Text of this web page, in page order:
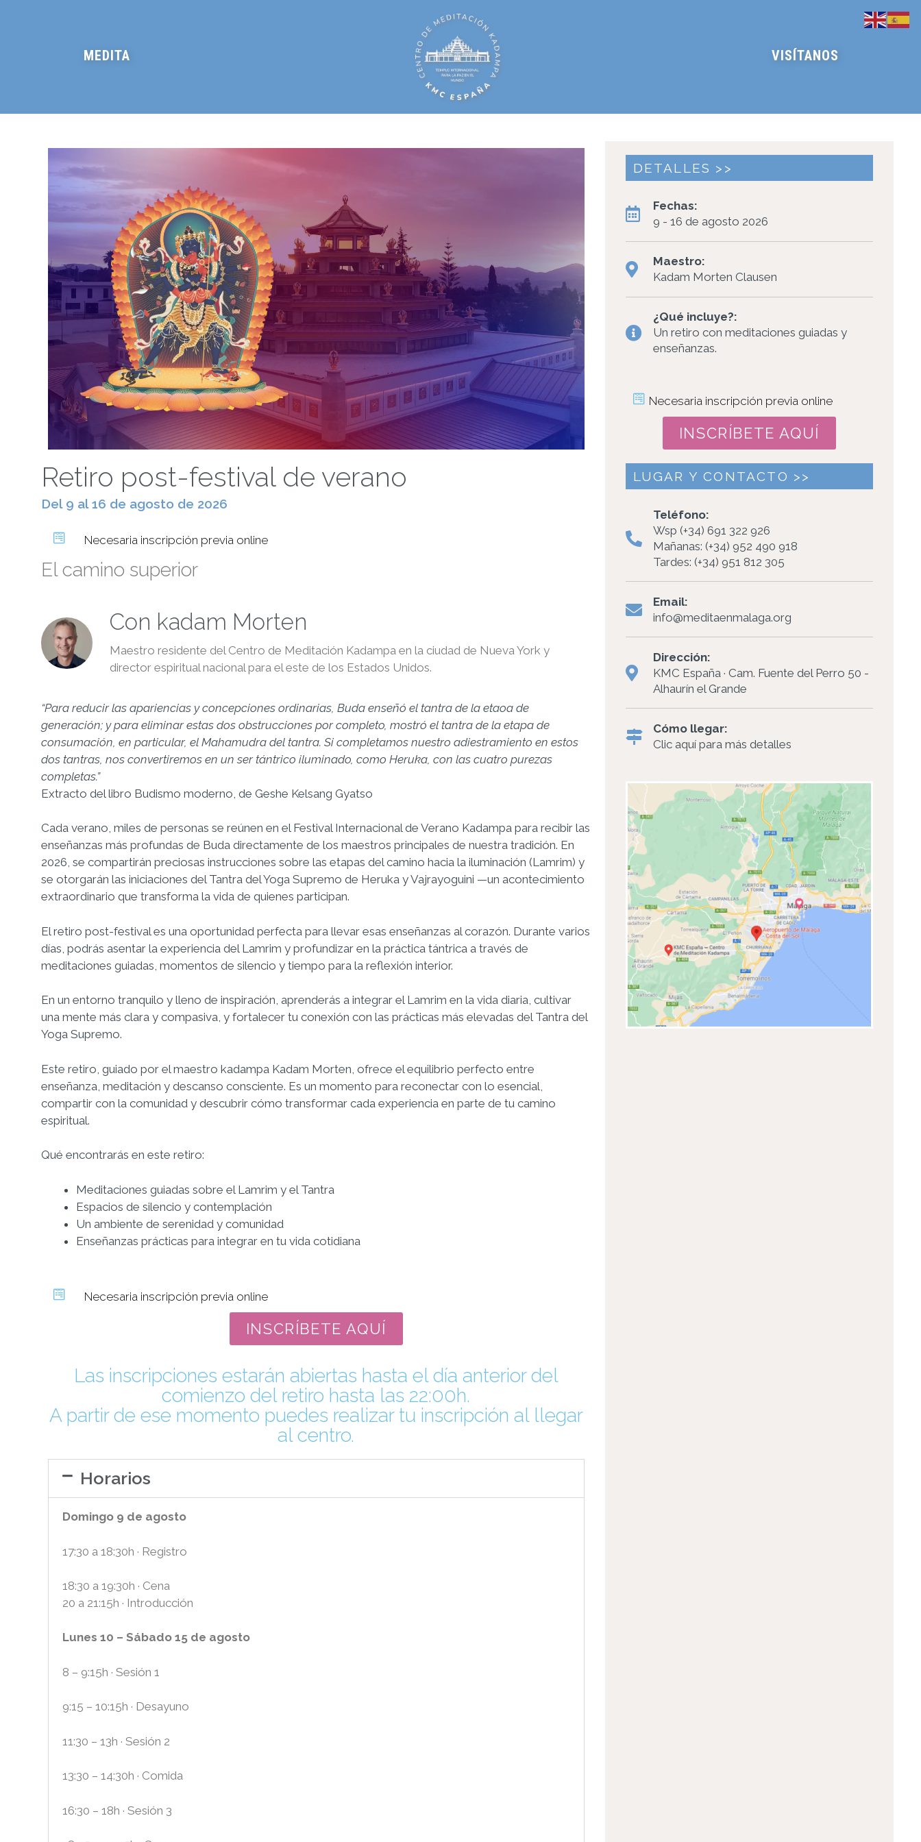
MEDITA VISÍTANOS
Retiro post-festival de verano
Del 9 al 16 de agosto de 2026
Necesaria inscripción previa online
El camino superior
Con kadam Morten
Maestro residente del Centro de Meditación Kadampa en la ciudad de Nueva York y
director espiritual nacional para el este de los Estados Unidos.
“Para reducir las apariencias y concepciones ordinarias, Buda enseñó el tantra de la etaoa de
generación; y para eliminar estas dos obstrucciones por completo, mostró el tantra de la etapa de
consumación, en particular, el Mahamudra del tantra. Si completamos nuestro adiestramiento en estos
dos tantras, nos convertiremos en un ser tántrico iluminado, como Heruka, con las cuatro purezas
completas.”
Extracto del libro Budismo moderno, de Geshe Kelsang Gyatso
Cada verano, miles de personas se reúnen en el Festival Internacional de Verano Kadampa para recibir las
enseñanzas más profundas de Buda directamente de los maestros principales de nuestra tradición. En
2026, se compartirán preciosas instrucciones sobre las etapas del camino hacia la iluminación (Lamrim) y
se otorgarán las iniciaciones del Tantra del Yoga Supremo de Heruka y Vajrayoguini —un acontecimiento
extraordinario que transforma la vida de quienes participan.
El retiro post-festival es una oportunidad perfecta para llevar esas enseñanzas al corazón. Durante varios
días, podrás asentar la experiencia del Lamrim y profundizar en la práctica tántrica a través de
meditaciones guiadas, momentos de silencio y tiempo para la reflexión interior.
En un entorno tranquilo y lleno de inspiración, aprenderás a integrar el Lamrim en la vida diaria, cultivar
una mente más clara y compasiva, y fortalecer tu conexión con las prácticas más elevadas del Tantra del
Yoga Supremo.
Este retiro, guiado por el maestro kadampa Kadam Morten, ofrece el equilibrio perfecto entre
enseñanza, meditación y descanso consciente. Es un momento para reconectar con lo esencial,
compartir con la comunidad y descubrir cómo transformar cada experiencia en parte de tu camino
espiritual.
Qué encontrarás en este retiro:
Meditaciones guiadas sobre el Lamrim y el Tantra
Espacios de silencio y contemplación
Un ambiente de serenidad y comunidad
Enseñanzas prácticas para integrar en tu vida cotidiana
Necesaria inscripción previa online
INSCRÍBETE AQUÍ
Las inscripciones estarán abiertas hasta el día anterior del
comienzo del retiro hasta las 22:00h.
A partir de ese momento puedes realizar tu inscripción al llegar
al centro.
Horarios
Domingo 9 de agosto
17:30 a 18:30h · Registro
18:30 a 19:30h · Cena
20 a 21:15h · Introducción
Lunes 10 – Sábado 15 de agosto
8 – 9:15h · Sesión 1
9:15 – 10:15h · Desayuno
11:30 – 13h · Sesión 2
13:30 – 14:30h · Comida
16:30 – 18h · Sesión 3
DETALLES >>
Fechas:
9 - 16 de agosto 2026
Maestro:
Kadam Morten Clausen
¿Qué incluye?:
Un retiro con meditaciones guiadas y
enseñanzas.
Necesaria inscripción previa online
INSCRÍBETE AQUÍ
LUGAR Y CONTACTO >>
Teléfono:
Wsp (+34) 691 322 926
Mañanas: (+34) 952 490 918
Tardes: (+34) 951 812 305
Email:
info@meditaenmalaga.org
Dirección:
KMC España · Cam. Fuente del Perro 50 -
Alhaurín el Grande
Cómo llegar:
Clic aquí para más detalles